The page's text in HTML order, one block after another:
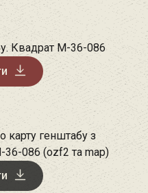
Квадрат М-36-086
карту генштабу з
086 (ozf2 та map)